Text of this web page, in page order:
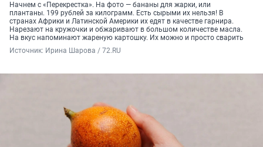
Начнем с «Перекрестка». На фото — бананы для жарки, или
плантаны. 199 рублей за килограмм. Есть сырыми их нельзя! В
странах Африки и Латинской Америки их едят в качестве гарнира.
Нарезают на кружочки и обжаривают в большом количестве масла.
На вкус напоминают жареную картошку. Их можно и просто сварить
Источник: Ирина Шарова / 72.RU